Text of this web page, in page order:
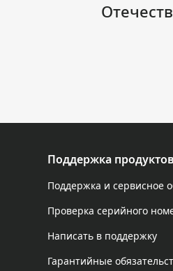
Поддержка продуктов
Поддержка и сервисное
Проверка серийного
Написать в поддержку
Гарантийные